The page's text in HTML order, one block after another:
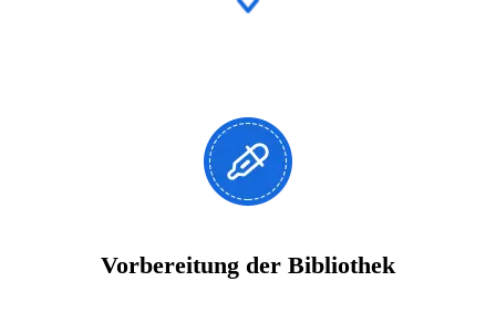
Vorbereitung der Bibliothek